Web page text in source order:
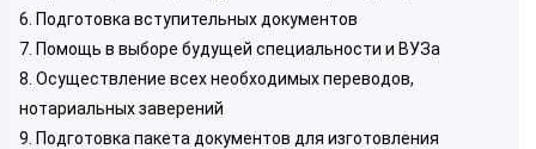
6. Подготовка вступительных документов
7. Помощь в выборе будущей специальности и ВУЗа
8. Осуществление всех необходимых переводов,
нотариальных заверений
9. Подготовка пакета документов для изготовления